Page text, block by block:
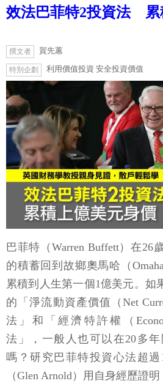
效法巴菲特2投資法 累
撰文者 賀先蕙
特別企劃 利用價值投資 安全投資價值
巴菲特（Warren Buffett）在26
的積蓄回到故鄉奧馬哈（
累積到人生第一個1億美元。如
的「淨流動資產價值（Net
法」和「經濟特許權（
法」，一般人也可以在20多
嗎？研究巴菲特投資心法超
（Glen Arnold）用自身經歷證明